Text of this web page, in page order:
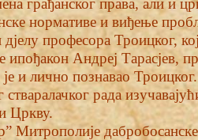
грађанског права, али и
нормативе и виђење
професора Троицког,
ипођакон Андреј Тарасјев,
и лично познавао Троицког.
рада
Цркву.
Митрополије